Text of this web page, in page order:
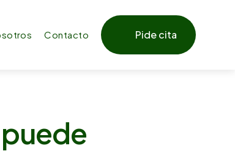
Contacto Pide cita